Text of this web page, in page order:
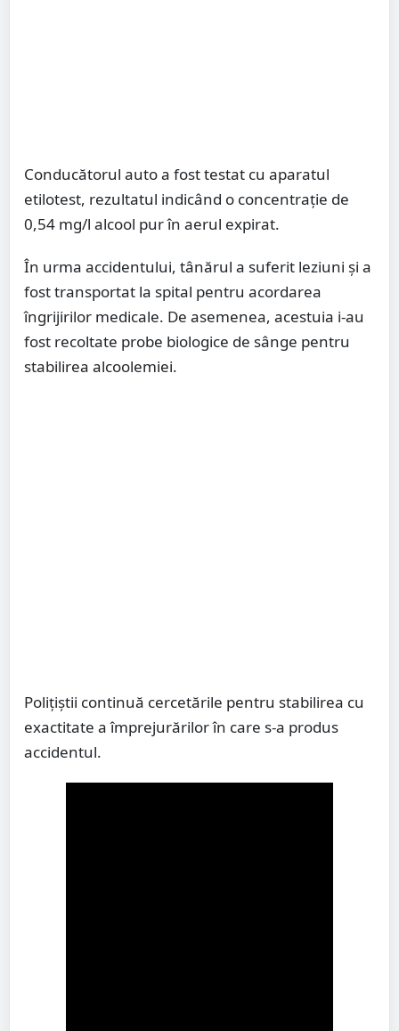
Conducătorul auto a fost testat cu aparatul
etilotest, rezultatul indicând o concentrație de
0,54 mg/l alcool pur în aerul expirat.
În urma accidentului, tânărul a suferit leziuni și a
fost transportat la spital pentru acordarea
îngrijirilor medicale. De asemenea, acestuia i-au
fost recoltate probe biologice de sânge pentru
stabilirea alcoolemiei.
Polițiștii continuă cercetările pentru stabilirea cu
exactitate a împrejurărilor în care s-a produs
accidentul.